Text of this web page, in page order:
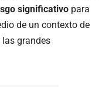
significativo para
de un contexto de
grandes